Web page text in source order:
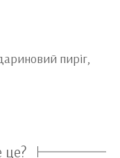
пиріг,
це?